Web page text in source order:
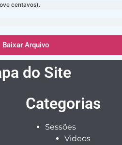
centavos).
Baixar Arquivo
do Site
Categorias
Sessões
Videos